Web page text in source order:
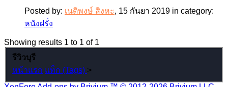
Posted by: เนติพงษ์ สิงหะ, 15 กันยา 2019 in category:
หนังฝรั่ง
Showing results 1 to 1 of 1
รีวิวบุรี
หน้าแรก แท็ก (Tags) >